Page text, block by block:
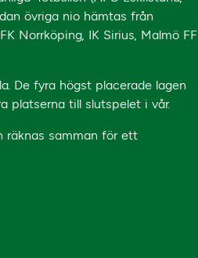
övriga nio hämtas från
Norrköping, IK Sirius, Malmö FF
De fyra högst placerade lagen
platserna till slutspelet i vår.
räknas samman för ett